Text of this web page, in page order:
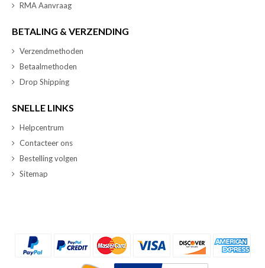
RMA Aanvraag
BETALING & VERZENDING
Verzendmethoden
Betaalmethoden
Drop Shipping
SNELLE LINKS
Helpcentrum
Contacteer ons
Bestelling volgen
Sitemap